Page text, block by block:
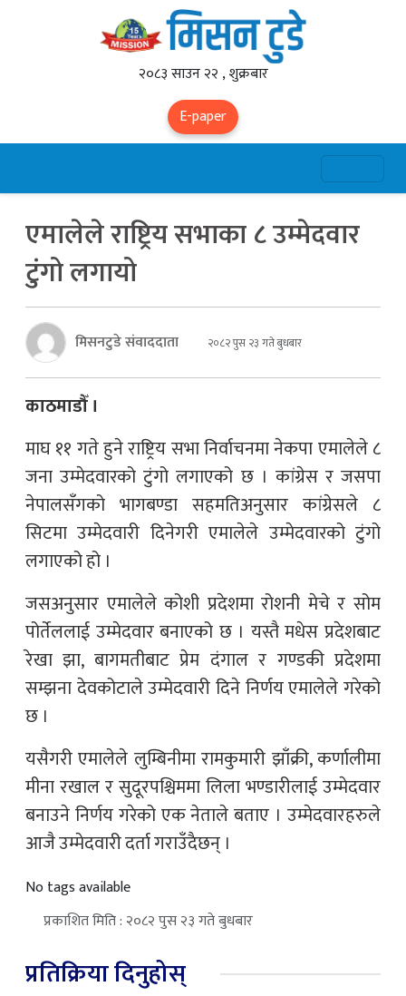
२०८३ साउन २२ , शुक्रबार
E-paper
एमालेले राष्ट्रिय सभाका ८ उम्मेदवार
टुंगो लगायो
मिसनटुडे संवाददाता २०८२ पुस २३ गते बुधबार
काठमाडौँ ।
माघ ११ गते हुने राष्ट्रिय सभा निर्वाचनमा नेकपा एमालेले ८
जना उम्मेदवारको टुंगो लगाएको छ । कांग्रेस र जसपा
नेपालसँगको भागबण्डा सहमतिअनुसार कांग्रेसले ८
सिटमा उम्मेदवारी दिनेगरी एमालेले उम्मेदवारको टुंगो
लगाएको हो ।
जसअनुसार एमालेले कोशी प्रदेशमा रोशनी मेचे र सोम
पोर्तेललाई उम्मेदवार बनाएको छ । यस्तै मधेस प्रदेशबाट
रेखा झा, बागमतीबाट प्रेम दंगाल र गण्डकी प्रदेशमा
सम्झना देवकोटाले उम्मेदवारी दिने निर्णय एमालेले गरेको
छ ।
यसैगरी एमालेले लुम्बिनीमा रामकुमारी झाँक्री, कर्णालीमा
मीना रखाल र सुदूरपश्चिममा लिला भण्डारीलाई उम्मेदवार
बनाउने निर्णय गरेको एक नेताले बताए । उम्मेदवारहरुले
आजै उम्मेदवारी दर्ता गराउँदैछन् ।
No tags available
प्रकाशित मिति : २०८२ पुस २३ गते बुधबार
प्रतिक्रिया दिनुहोस्